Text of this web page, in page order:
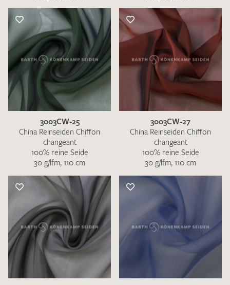
3003CW-25
China Reinseiden Chiffon
changeant
100% reine Seide
30 g/lfm, 110 cm
3003CW-27
China Reinseiden Chiffon
changeant
100% reine Seide
30 g/lfm, 110 cm